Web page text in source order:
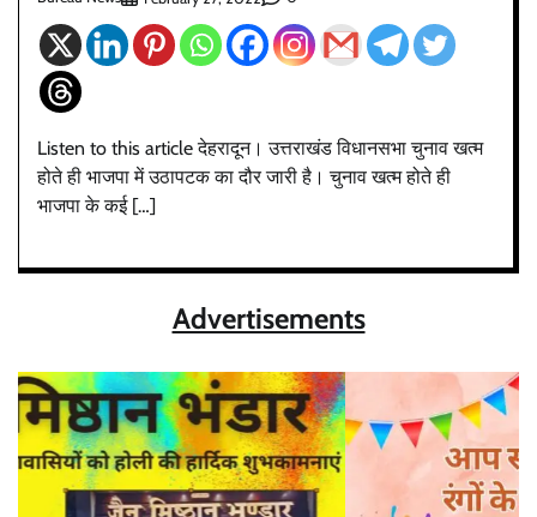
Listen to this article देहरादून। उत्तराखंड विधानसभा चुनाव खत्म
होते ही भाजपा में उठापटक का दौर जारी है। चुनाव खत्म होते ही
भाजपा के कई […]
Advertisements